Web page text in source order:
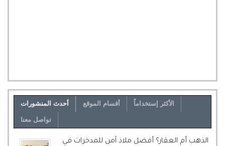
أحدث المنشورات أقسام الموقع الأكثر إستخداماً
تواصل معنا
الذهب أم العقار؟ أفضل ملاذ آمن للمدخرات في